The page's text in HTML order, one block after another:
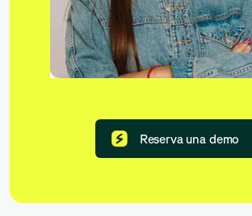
Reserva una demo